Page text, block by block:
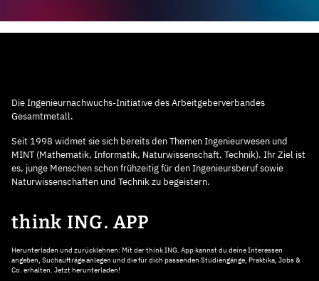
Die Ingenieurnachwuchs-Initiative des Arbeitgeberverbandes
Gesamtmetall.
Seit 1998 widmet sie sich bereits den Themen Ingenieurwesen und
MINT (Mathematik, Informatik, Naturwissenschaft, Technik). Ihr Ziel ist
es, junge Menschen schon frühzeitig für den Ingenieursberuf sowie
Naturwissenschaften und Technik zu begeistern.
think ING. APP
Herunterladen und zurücklehnen: Mit der think ING. App kannst du deine Interessen
angeben, Suchaufträge anlegen und die für dich passenden Studiengänge, Praktika, Jobs &
Co. erhalten. Jetzt herunterladen!